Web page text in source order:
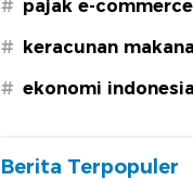
# pajak e-commerce
# keracunan
# ekonomi indonesia
Berita Terpopuler